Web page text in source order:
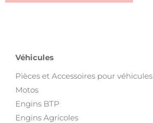
Véhicules
Pièces et Accessoires pour véhicules
Motos
Engins BTP
Engins Agricoles